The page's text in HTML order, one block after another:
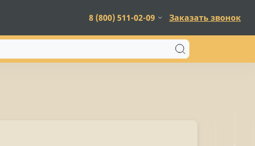
8 (800) 511-02-09 Заказать звонок